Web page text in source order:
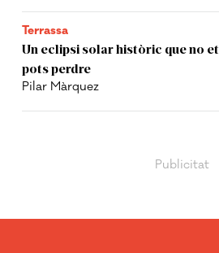
Terrassa
Un eclipsi solar històric que no et
pots perdre
Pilar Màrquez